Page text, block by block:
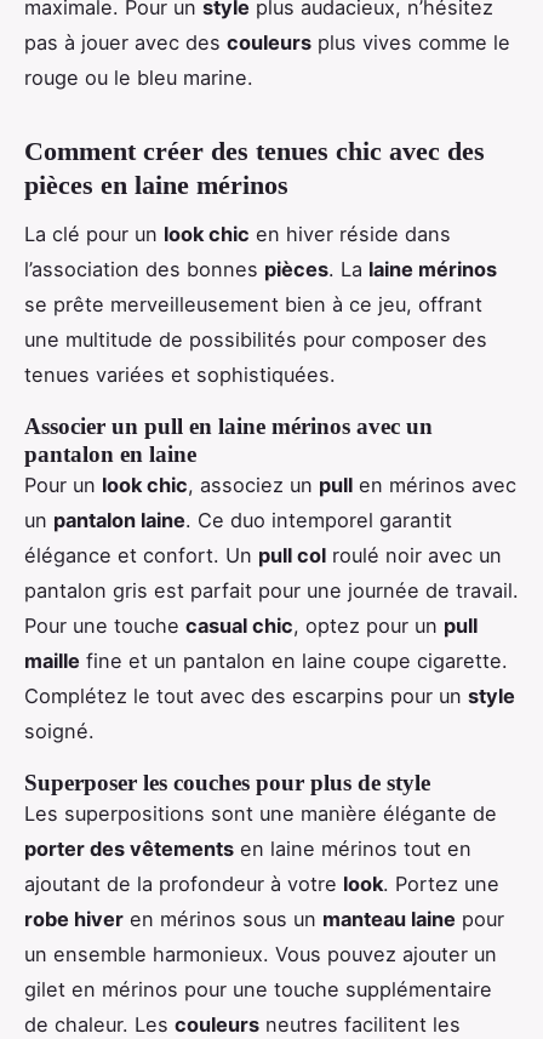
maximale. Pour un style plus audacieux, n’hésitez
pas à jouer avec des couleurs plus vives comme le
rouge ou le bleu marine.
Comment créer des tenues chic avec des
pièces en laine mérinos
La clé pour un look chic en hiver réside dans
l’association des bonnes pièces. La laine mérinos
se prête merveilleusement bien à ce jeu, offrant
une multitude de possibilités pour composer des
tenues variées et sophistiquées.
Associer un pull en laine mérinos avec un
pantalon en laine
Pour un look chic, associez un pull en mérinos avec
un pantalon laine. Ce duo intemporel garantit
élégance et confort. Un pull col roulé noir avec un
pantalon gris est parfait pour une journée de travail.
Pour une touche casual chic, optez pour un pull
maille fine et un pantalon en laine coupe cigarette.
Complétez le tout avec des escarpins pour un style
soigné.
Superposer les couches pour plus de style
Les superpositions sont une manière élégante de
porter des vêtements en laine mérinos tout en
ajoutant de la profondeur à votre look. Portez une
robe hiver en mérinos sous un manteau laine pour
un ensemble harmonieux. Vous pouvez ajouter un
gilet en mérinos pour une touche supplémentaire
de chaleur. Les couleurs neutres facilitent les